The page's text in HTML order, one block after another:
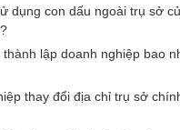
dụng con dấu ngoài trụ sở
thành lập doanh nghiệp bao
thay đổi địa chỉ trụ sở